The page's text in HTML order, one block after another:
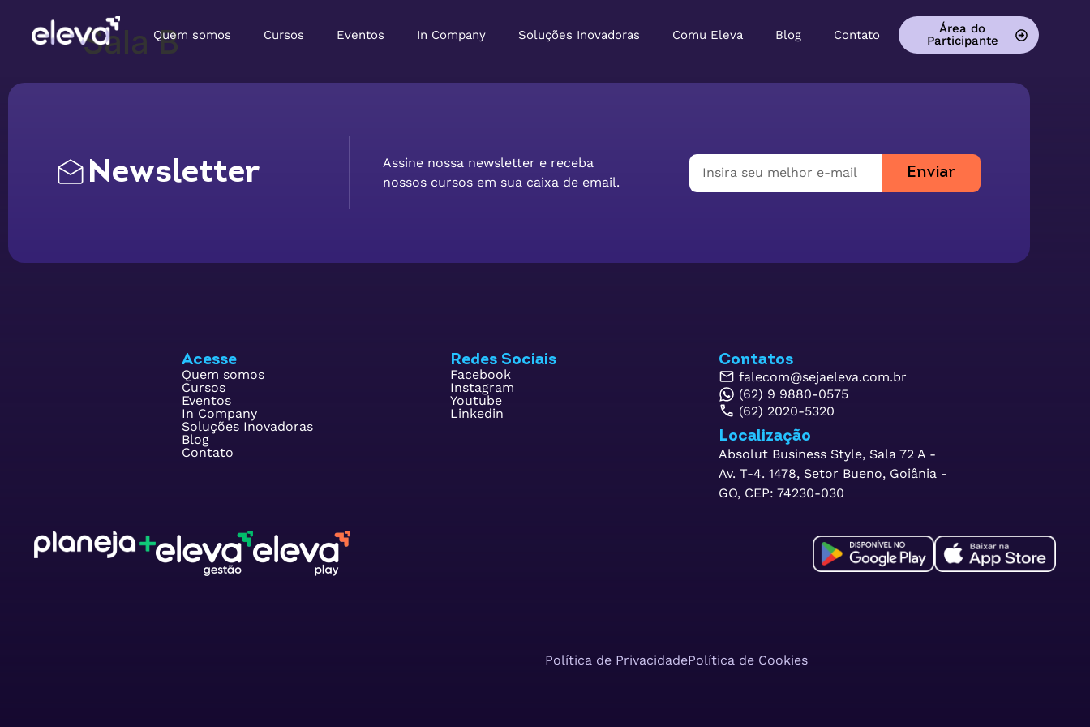
Quem somos Cursos Eventos In Company Soluções Inovadoras Comu Eleva Blog Contato
Área do
Participante
Sala B
Newsletter
Assine nossa newsletter e receba
nossos cursos em sua caixa de email.
Enviar
Acesse
Quem somos
Cursos
Eventos
In Company
Soluções Inovadoras
Blog
Contato
Redes Sociais
Facebook
Instagram
Youtube
Linkedin
Contatos
falecom@sejaeleva.com.br
(62) 9 9880-0575
(62) 2020-5320
Localização
Absolut Business Style, Sala 72 A -
Av. T-4. 1478, Setor Bueno, Goiânia -
GO, CEP: 74230-030
Política de PrivacidadePolítica de Cookies